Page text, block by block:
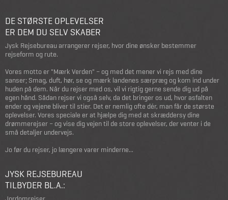
DE STØRSTE OPLEVELSER
ER DEM DU SELV SKABER
Jysk Rejsebureau arrangerer rejser, hvor dine ønsker bestemmer
rejseform og rute.
Vores motto er "Mærk Verden" – og med det mener vi rejs med dine
sanser; Smag, duft, hør, se og mærk landenes særpræg og kom ind under
huden på dem. Når du rejser med os, vil vi rigtig gerne sende dig ud på
egen hånd. Sådan rejser vi også selv, da det bringer os ud, hvor asfalten
ender og vejene bliver til stier. Det er nemlig ofte dér, man får de største
oplevelser. Vores speciale er at hjælpe dig med at skræddersy dine
drømmerejser – og vise dig vejen til de store oplevelser, der venter i de
små detaljer undervejs.
Jo før du rejser, jo længere varer minderne...
JYSK REJSEBUREAU
TILBYDER BL.A.: